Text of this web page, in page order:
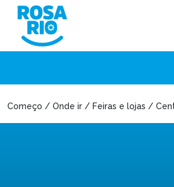
Começo / Onde ir / Feiras e lojas /